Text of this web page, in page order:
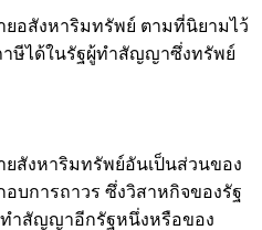
งหาริมทรัพย์ ตามที่นิยามไว้
าษีได้ในรัฐผู้ทำสัญญาซึ่งทรัพย์
หาริมทรัพย์อันเป็นส่วนของ
บการถาวร ซึ่งวิสาหกิจของรัฐ
ำสัญญาอีกรัฐหนึ่งหรือของ